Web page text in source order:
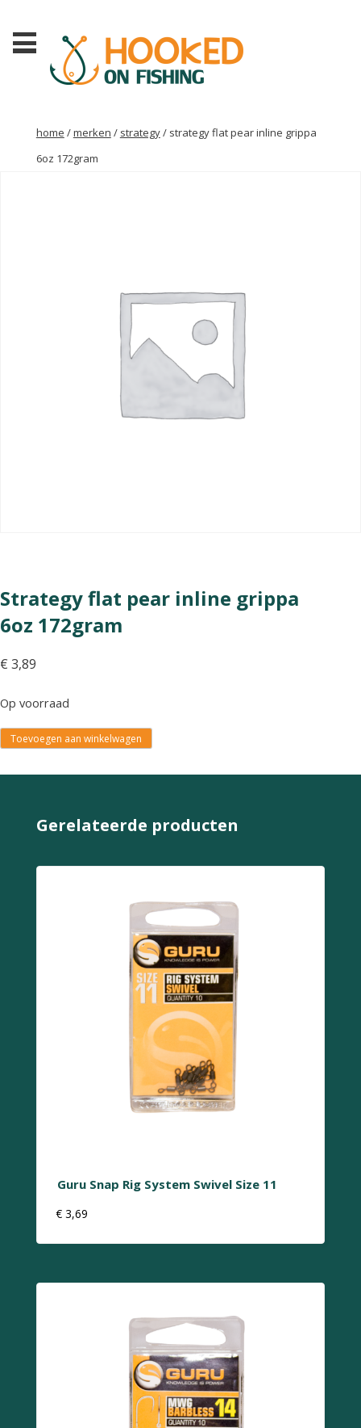
home /merken / strategy/ strategy flat pear inline grippa
6oz 172gram
Strategy flat pear inline grippa
6oz 172gram
€ 3,89
Op voorraad
Toevoegen aan winkelwagen
Gerelateerde producten
Guru Snap Rig System Swivel Size 11
€ 3,69